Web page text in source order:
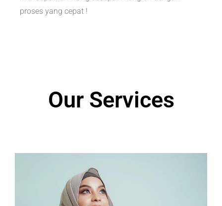
proses yang cepat !
Our Services